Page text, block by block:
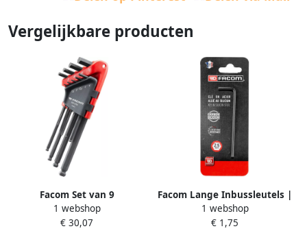
Vergelijkbare producten
Facom Set van 9
Inbussleutels | Lang
83SH.JP9A
1 webshop
€ 30,07
Facom Lange Inbussleutels |
2 5mm 83H.2.5PB
1 webshop
€ 1,75